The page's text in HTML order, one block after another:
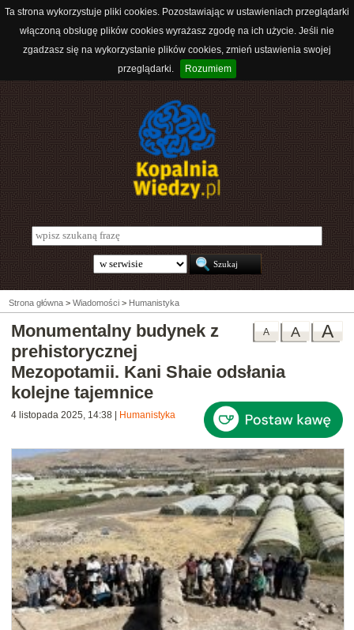
Ta strona wykorzystuje pliki cookies. Pozostawiając w ustawieniach przeglądarki
włączoną obsługę plików cookies wyrażasz zgodę na ich użycie. Jeśli nie
zgadzasz się na wykorzystanie plików cookies, zmień ustawienia swojej
przeglądarki.
Rozumiem
Strona główna > Wiadomości > Humanistyka
A
A
A
Monumentalny budynek z
prehistorycznej
Mezopotamii. Kani Shaie odsłania
kolejne tajemnice
4 listopada 2025, 14:38 Humanistyka